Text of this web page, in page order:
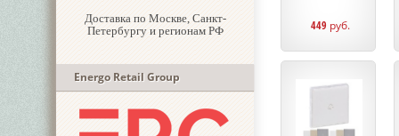
Доставка по Москве, Санкт-
Петербургу и регионам РФ
Energo Retail Group
449 руб.